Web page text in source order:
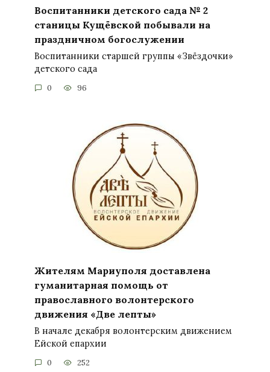
Воспитанники детского сада № 2
станицы Кущёвской побывали на
праздничном богослужении
Воспитанники старшей группы «Звёздочки»
детского сада
0 96
Жителям Мариуполя доставлена
гуманитарная помощь от
православного волонтерского
движения «Две лепты»
В начале декабря волонтерским движением
Ейской епархии
0 252